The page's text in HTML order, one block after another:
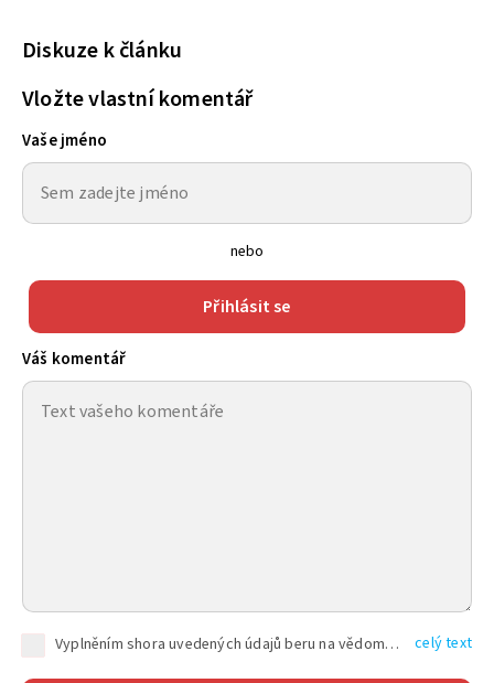
Diskuze k článku
Vložte vlastní komentář
Vaše jméno
nebo
Přihlásit se
Váš komentář
Vyplněním shora uvedených údajů beru na vědomí, že společnost TEXT FACTORY s.r.o., sídlem Brno, Durďákova 336/29, Černá Pole, PSČ: 613 00, IČ: 06157831, zapsané u Krajského soudu v Brně, oddíl C, vložka 100399, bude zpracovávat mé osobní údaje uvedené v rámci mnou vyplněného registračního formuláře na základě oprávněných zájmů TEXT FACTORY s.r.o. dle čl. 6 odst. 1 písm. f) GDPR a pro splnění právních povinností (čl. 6 odst. 1 písm. c) GDPR), a to pro tyto účely: nezbytnost zajistit oprávnění návštěvníka webových stránek provozovaných společností TEXT FACTORY s.r.o. přispívat aktivně ke zveřejněným článkům nebo v rámci diskusních fór a výkon práv TEXT FACTORY s.r.o. jako administrátora těchto diskusních fór. Více informací o zpracování osobních údajů a právech lze nalézt v celý text